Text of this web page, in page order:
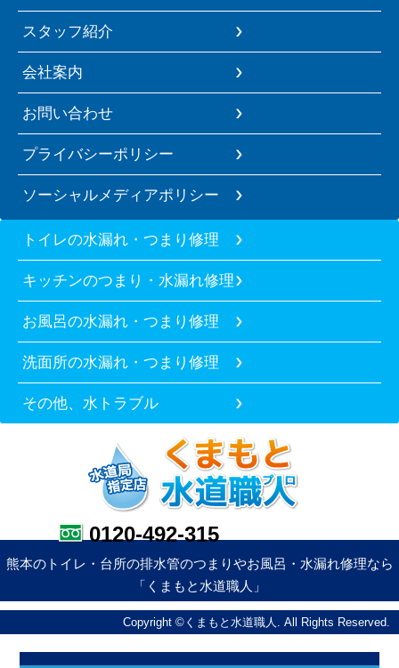
スタッフ紹介
会社案内
お問い合わせ
プライバシーポリシー
ソーシャルメディアポリシー
トイレの水漏れ・つまり修理
キッチンのつまり・水漏れ修理
お風呂の水漏れ・つまり修理
洗面所の水漏れ・つまり修理
その他、水トラブル
0120-492-315
熊本のトイレ・台所の排水管のつまりやお風呂・水漏れ修理なら
「くまもと水道職人」
Copyright ©くまもと水道職人. All Rights Reserved.